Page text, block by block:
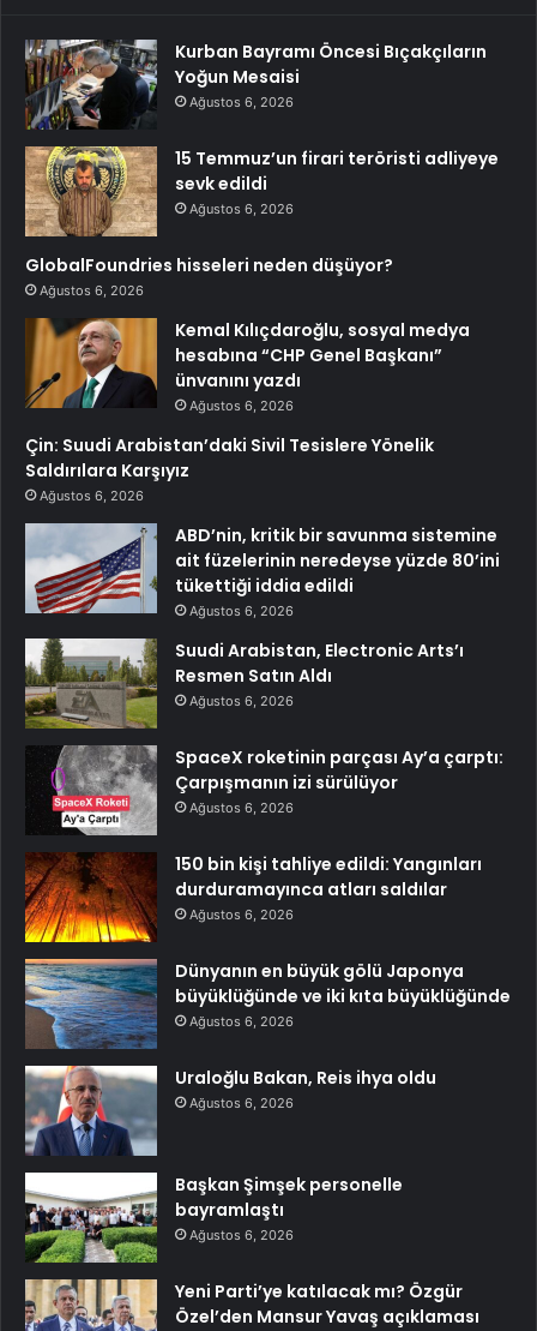
Kurban Bayramı Öncesi Bıçakçıların
Yoğun Mesaisi
Ağustos 6, 2026
15 Temmuz’un firari teröristi adliyeye
sevk edildi
Ağustos 6, 2026
GlobalFoundries hisseleri neden düşüyor?
Ağustos 6, 2026
Kemal Kılıçdaroğlu, sosyal medya
hesabına “CHP Genel Başkanı”
ünvanını yazdı
Ağustos 6, 2026
Çin: Suudi Arabistan’daki Sivil Tesislere Yönelik
Saldırılara Karşıyız
Ağustos 6, 2026
ABD’nin, kritik bir savunma sistemine
ait füzelerinin neredeyse yüzde 80’ini
tükettiği iddia edildi
Ağustos 6, 2026
Suudi Arabistan, Electronic Arts’ı
Resmen Satın Aldı
Ağustos 6, 2026
SpaceX roketinin parçası Ay’a çarptı:
Çarpışmanın izi sürülüyor
Ağustos 6, 2026
150 bin kişi tahliye edildi: Yangınları
durduramayınca atları saldılar
Ağustos 6, 2026
Dünyanın en büyük gölü Japonya
büyüklüğünde ve iki kıta büyüklüğünde
Ağustos 6, 2026
Uraloğlu Bakan, Reis ihya oldu
Ağustos 6, 2026
Başkan Şimşek personelle
bayramlaştı
Ağustos 6, 2026
Yeni Parti’ye katılacak mı? Özgür
Özel’den Mansur Yavaş açıklaması